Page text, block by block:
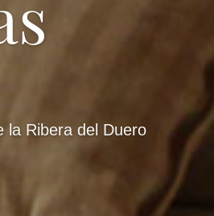
Ribera del Duero